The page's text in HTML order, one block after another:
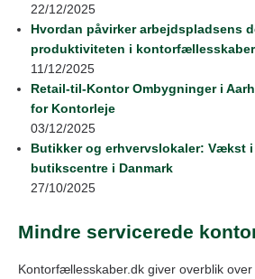
22/12/2025
Hvordan påvirker arbejdspladsens
produktiviteten i
11/12/2025
Retail‑til‑Kontor Ombygninger i
for Kontorleje
03/12/2025
Butikker og erhvervslokaler: Vækst
butikscentre i Danmark
27/10/2025
Mindre servicerede
Kontorfællesskaber.dk giver overblik